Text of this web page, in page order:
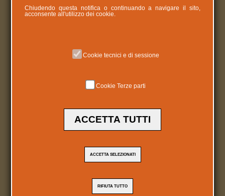
404
Chiudendo questa notifica o continuando a navigare il sito,
acconsente all'utilizzo dei cookie.
Cookie tecnici e di sessione
Cookie Terze parti
ACCETTA TUTTI
ACCETTA SELEZIONATI
RIFIUTA TUTTO